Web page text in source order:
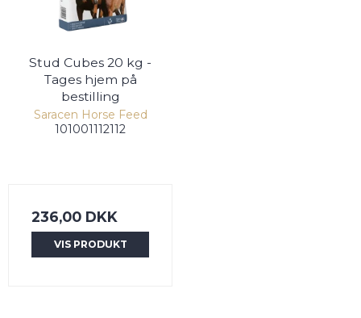
Stud Cubes 20 kg -
Tages hjem på
bestilling
Saracen Horse Feed
101001112112
236,00 DKK
VIS PRODUKT